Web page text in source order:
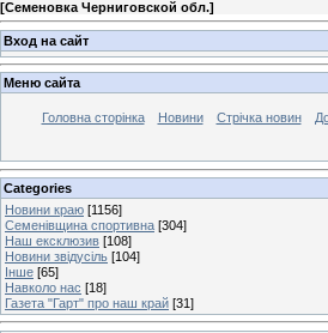
[Семеновка Черниговской обл.]
Вход на сайт
Меню сайта
Головна сторінка Новини Стрічка новин
Categories
Новини краю [1156]
Семенівщина спортивна [304]
Наш ексклюзив [108]
Новини звідусіль [104]
Інше [65]
Навколо нас [18]
Газета "Гарт" про наш край [31]